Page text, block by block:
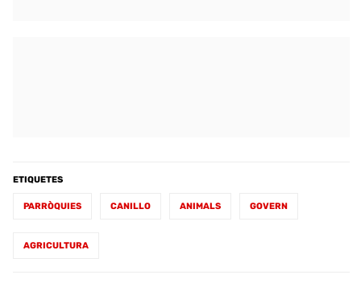
ETIQUETES
PARRÒQUIES CANILLO ANIMALS GOVERN
AGRICULTURA